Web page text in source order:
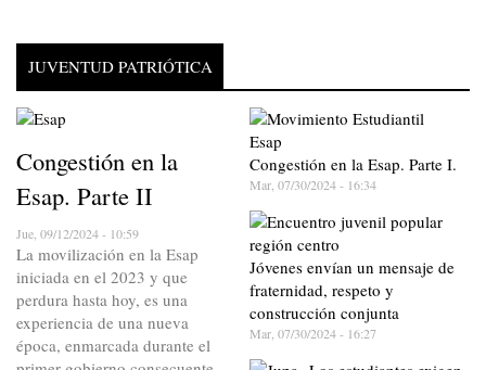
JUVENTUD PATRIÓTICA
Congestión en la
Esap. Parte II
Jue, 09/12/2024 - 10:59
La movilización en la Esap
iniciada en el 2023 y que
perdura hasta hoy, es una
experiencia de una nueva
época, enmarcada durante el
Congestión en la Esap. Parte I.
Mar, 07/30/2024 - 16:34
Jóvenes envían un mensaje de
fraternidad, respeto y
construcción conjunta
Mar, 07/30/2024 - 16:27